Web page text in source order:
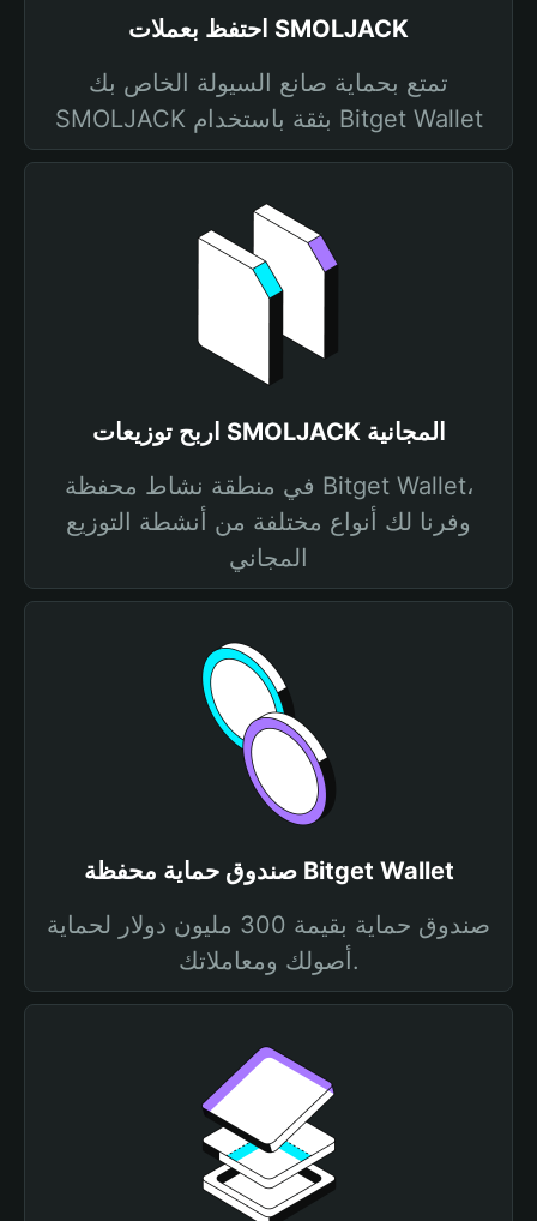
احتفظ بعملات SMOLJACK
تمتع بحماية صانع السيولة الخاص بك
SMOLJACK بثقة باستخدام Bitget Wallet
اربح توزيعات SMOLJACK المجانية
في منطقة نشاط محفظة Bitget Wallet،
وفرنا لك أنواع مختلفة من أنشطة التوزيع
المجاني
صندوق حماية محفظة Bitget Wallet
صندوق حماية بقيمة 300 مليون دولار لحماية
أصولك ومعاملاتك.